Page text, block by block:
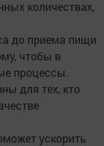
количествах,
до приема пищи
чтобы в
процессы.
для тех, кто
ускорить